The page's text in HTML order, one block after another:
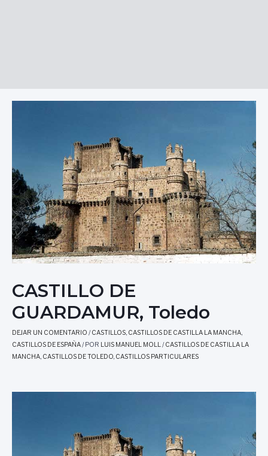
CASTILLO DE
GUARDAMUR, Toledo
DEJAR UN COMENTARIO /CASTILLOS, CASTILLOS DE CASTILLA LA MANCHA,
CASTILLOS DE ESPAÑA/ POR LUIS MANUEL MOLL/CASTILLOS DE CASTILLA LA
MANCHA, CASTILLOS DE TOLEDO, CASTILLOS PARTICULARES